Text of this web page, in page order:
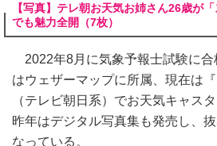
【写真】テレ朝お天気お姉さん26歳が
でも魅力全開（7枚）
2022年8月に気象予報士試験に合
はウェザーマップに所属、現在は
（テレビ朝日系）でお天気キャス
昨年はデジタル写真集も発売し、
なっている。